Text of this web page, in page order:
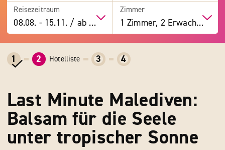
Reisezeitraum
08.08. -15.11. / ab 7 Tage
Zimmer
1 Zimmer, 2 Erwachsene
1 2 Hotelliste 3 4
Last Minute Malediven:
Balsam für die Seele
unter tropischer Sonne